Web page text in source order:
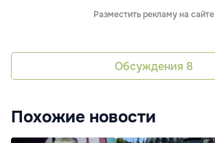
Разместить рекламу на сайте
Обсуждения 8
Похожие новости